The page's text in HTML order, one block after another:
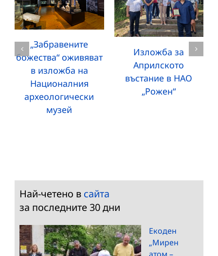
„Забравените
божества“ оживяват
в изложба на
Националния
археологически
музей
Изложба за
Априлското
въстание в НАО
„Рожен“
Най-четено в сайта
за последните 30 дни
Екоден
„Мирен